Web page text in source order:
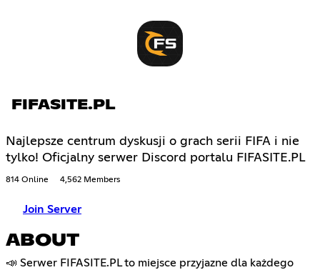
FIFASITE.PL
Najlepsze centrum dyskusji o grach serii FIFA i nie
tylko! Oficjalny serwer Discord portalu FIFASITE.PL
814 Online 4,562 Members
Join Server
ABOUT
📣 Serwer FIFASITE.PL to miejsce przyjazne dla każdego